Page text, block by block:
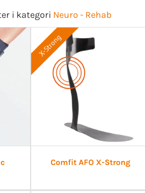
i kategori Neuro - Rehab
X-Strong
Comfit AFO X-Strong